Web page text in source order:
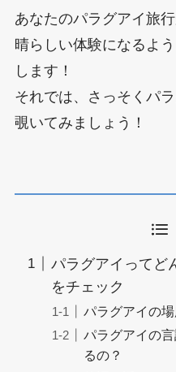
あなたのパラグアイ旅
晴らしい体験になるよ
します！
それでは、さっそくパ
覗いてみましょう！
パラグアイってど
をチェック
パラグアイの
パラグアイの
るの？